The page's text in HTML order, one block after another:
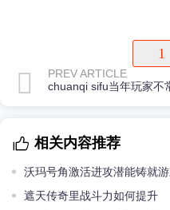
1
PREV ARTICLE
chuanqi sifu当年玩家不
相关内容推荐
沃玛号角激活进攻潜能铸就
进攻硬实力
遮天传奇里战斗力如何提升